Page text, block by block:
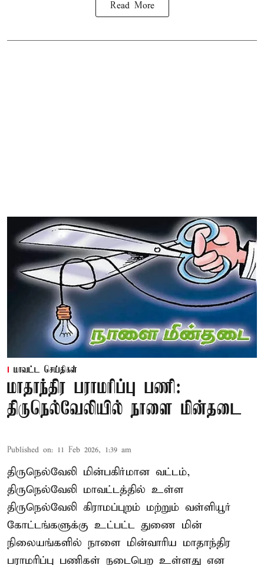
Read More
மாவட்ட செய்திகள்
மாதாந்திர பராமரிப்பு பணி:
திருநெல்வேலியில் நாளை மின்தடை
Published on: 11 Feb 2026, 1:39 am
திருநெல்வேலி மின்பகிர்மான வட்டம்,
திருநெல்வேலி மாவட்டத்தில் உள்ள
திருநெல்வேலி கிராமப்புறம் மற்றும் வள்ளியூர்
கோட்டங்களுக்கு உட்பட்ட துணை மின்
நிலையங்களில் நாளை மின்வாரிய மாதாந்திர
பராமரிப்பு பணிகள் நடைபெற உள்ளது என